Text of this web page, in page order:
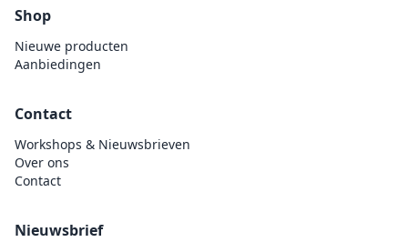
Shop
Nieuwe producten
Aanbiedingen
Contact
Workshops & Nieuwsbrieven
Over ons
Contact
Nieuwsbrief